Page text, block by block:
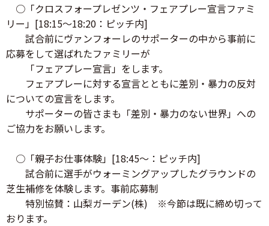
○「クロスフォープレゼンツ・フェアプレー宣言ファミ
リー」[18:15～18:20：ピッチ内]
試合前にヴァンフォーレのサポーターの中から事前に
応募をして選ばれたファミリーが
「フェアプレー宣言」をします。
フェアプレーに対する宣言とともに差別・暴力の反対
についての宣言をします。
サポーターの皆さまも「差別・暴力のない世界」への
ご協力をお願いします。
○「親子お仕事体験」[18:45～：ピッチ内]
試合前に選手がウォーミングアップしたグラウンドの
芝生補修を体験します。事前応募制
特別協賛：山梨ガーデン(株) ※今節は既に締め切って
おります。